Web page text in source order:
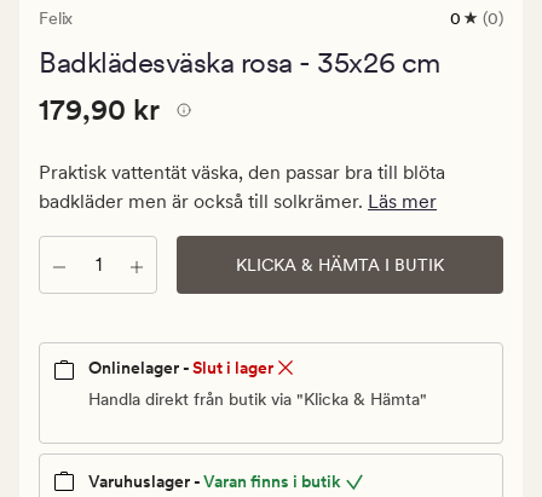
Felix
0
0 (0)
Badklädesväska rosa - 35x26 cm
Pris
179,90
179,90
kr
Pris 179,90 kr
179,90 kr
Praktisk vattentät väska, den passar bra till blöta
badkläder men är också till solkrämer. Läs mer
Antal KLICKA & HÄMTA I BUTIK
Onlinelager -Slut i lager
Handla direkt från butik via "Klicka & Hämta"
Varuhuslager -Varan finns i butik